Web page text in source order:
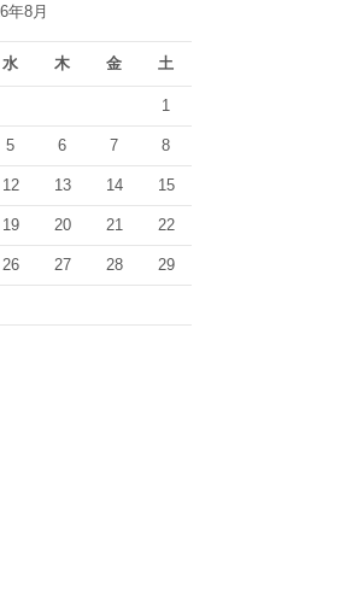
年8月
水 木 金 土
1
5 6 7 8
12 13 14 15
19 20 21 22
26 27 28 29